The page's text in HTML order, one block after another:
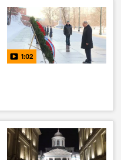
1:02